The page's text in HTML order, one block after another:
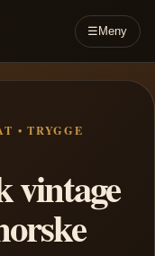
☰ Meny
• TRYGGE
vintage